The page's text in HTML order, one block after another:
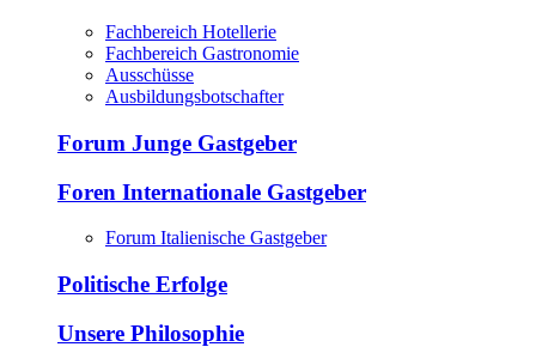
Fachbereich Hotellerie
Fachbereich Gastronomie
Ausschüsse
Ausbildungsbotschafter
Forum Junge Gastgeber
Foren Internationale Gastgeber
Forum Italienische Gastgeber
Politische Erfolge
Unsere Philosophie